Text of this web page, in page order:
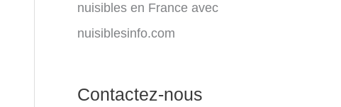
nuisibles en France avec
nuisiblesinfo.com
Contactez-nous